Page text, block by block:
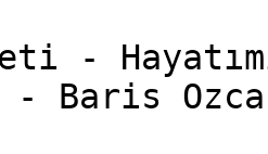
-
- Baris